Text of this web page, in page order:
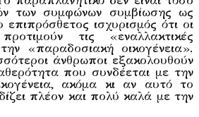
των συμφώνων συμβίωσης ως
επιπρόσθετος ισχυρισμός ότι οι
τις «εναλλακτικές
«παραδοσιακή οικογένεια».
άνθρωποι εξακολουθούν
που συνδέεται με την
ακόμα κι αν αυτό το
πλέον και πολύ καλά με την